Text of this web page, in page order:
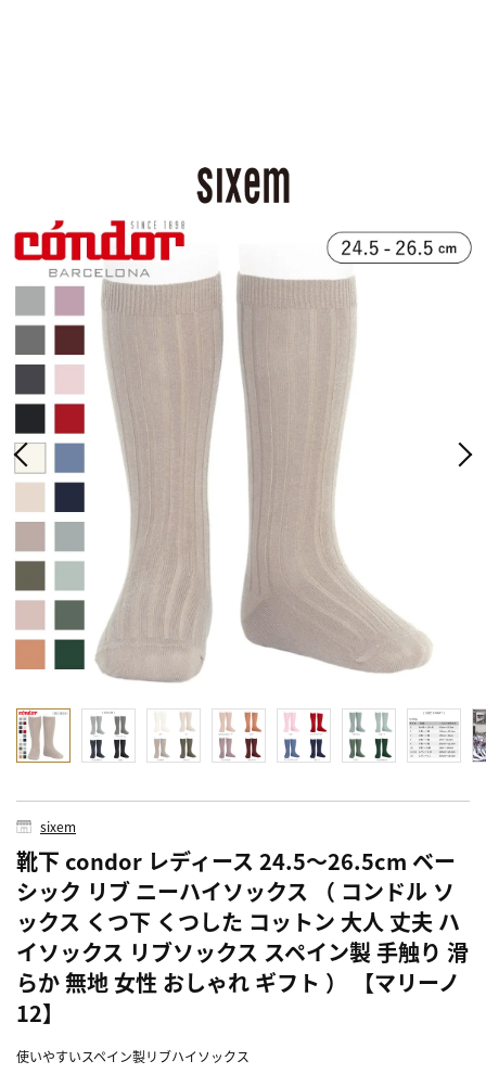
sixem
靴下 condor レディース 24.5～26.5cm ベー
シック リブ ニーハイソックス （ コンドル ソ
ックス くつ下 くつした コットン 大人 丈夫 ハ
イソックス リブソックス スペイン製 手触り 滑
らか 無地 女性 おしゃれ ギフト ） 【マリーノ
12】
使いやすいスペイン製リブハイソックス